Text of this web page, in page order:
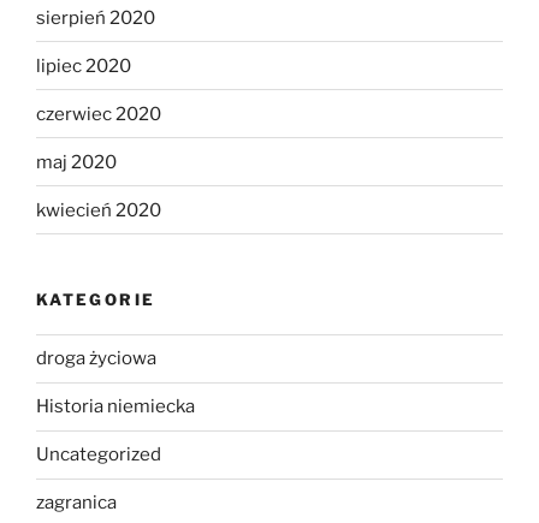
sierpień 2020
lipiec 2020
czerwiec 2020
maj 2020
kwiecień 2020
KATEGORIE
droga życiowa
Historia niemiecka
Uncategorized
zagranica